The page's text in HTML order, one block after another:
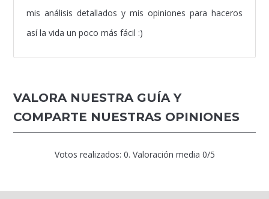
mis análisis detallados y mis opiniones para haceros
así la vida un poco más fácil :)
VALORA NUESTRA GUÍA Y
COMPARTE NUESTRAS OPINIONES
Votos realizados: 0. Valoración media 0/5